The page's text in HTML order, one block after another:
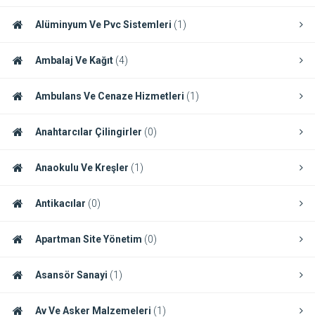
Alüminyum Ve Pvc Sistemleri (1)
Ambalaj Ve Kağıt (4)
Ambulans Ve Cenaze Hizmetleri (1)
Anahtarcılar Çilingirler (0)
Anaokulu Ve Kreşler (1)
Antikacılar (0)
Apartman Site Yönetim (0)
Asansör Sanayi (1)
Av Ve Asker Malzemeleri (1)